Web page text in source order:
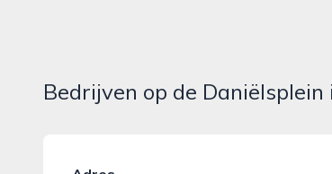
Bedrijven op de